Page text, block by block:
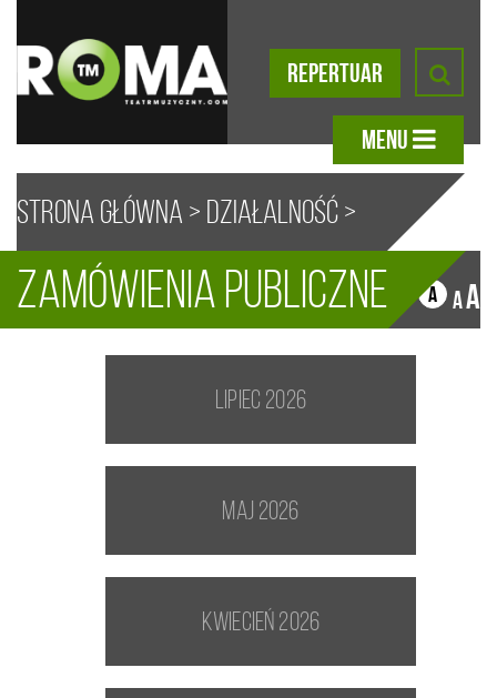
REPERTUAR
MENU
Strona główna > Działalność>
Zamówienia Publiczne A AA
Zamówienia publiczne
lipiec 2026
maj 2026
kwiecień 2026